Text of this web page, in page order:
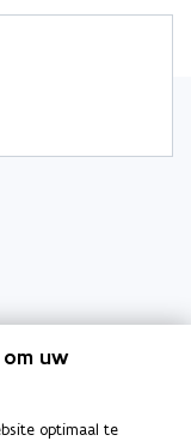
uw
optimaal te